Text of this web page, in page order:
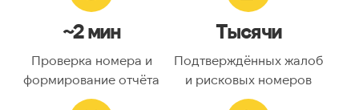
~2 мин
Проверка номера и
формирование отчёта
Тысячи
Подтверждённых жалоб
и рисковых номеров